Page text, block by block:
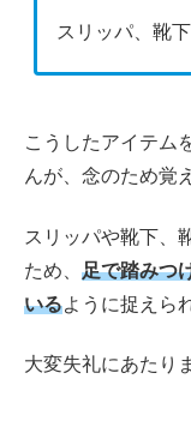
スリッパ、靴
こうしたアイテム
んが、念のため覚
スリッパや靴下、
ため、 足で踏みつ
いるように捉えら
大変失礼にあたり